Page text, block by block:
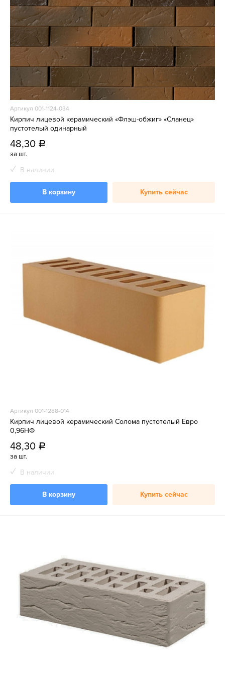
Артикул 001-1124-034
Кирпич лицевой керамический «Флэш-обжиг» «Сланец»
пустотелый одинарный
48,30 a
за шт.
В наличии
В корзину Купить сейчас
Артикул 001-1288-014
Кирпич лицевой керамический Солома пустотелый Евро
0,96НФ
48,30 a
за шт.
В наличии
В корзину Купить сейчас